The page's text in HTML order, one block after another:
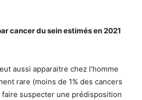
cancer du sein estimés en 2021
aussi apparaitre chez l’homme
rare (moins de 1% des cancers
suspecter une prédisposition